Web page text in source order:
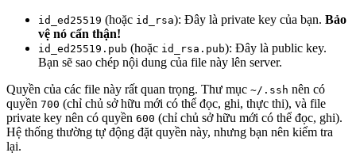
id_ed25519 (hoặc id_rsa): Đây là private key của bạn. Bảo
vệ nó cẩn thận!
id_ed25519.pub (hoặc id_rsa.pub): Đây là public key.
Bạn sẽ sao chép nội dung của file này lên server.
Quyền của các file này rất quan trọng. Thư mục ~/.ssh nên có
quyền 700 (chỉ chủ sở hữu mới có thể đọc, ghi, thực thi), và file
private key nên có quyền 600 (chỉ chủ sở hữu mới có thể đọc, ghi).
Hệ thống thường tự động đặt quyền này, nhưng bạn nên kiểm tra
lại.